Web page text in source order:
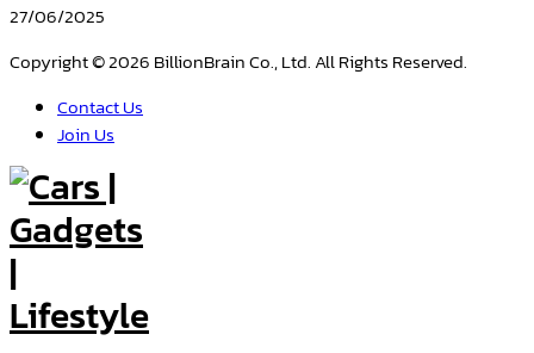
27/06/2025
Copyright © 2026 BillionBrain Co., Ltd. All Rights Reserved.
Contact Us
Join Us